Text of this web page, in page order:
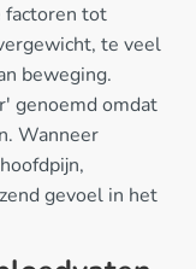
factoren tot
te veel
beweging.
genoemd omdat
Wanneer
gevoel in het